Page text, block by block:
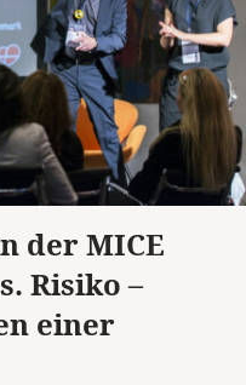
der MICE
Risiko –
einer